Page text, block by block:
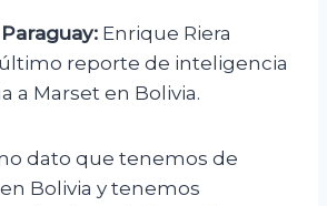
Enrique Riera
reporte de inteligencia
a Marset en Bolivia.
dato que tenemos de
Bolivia y tenemos